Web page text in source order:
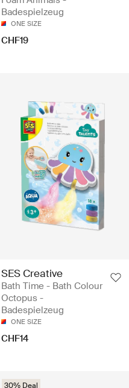
Badespielzeug
ONE SIZE
CHF19
SES Creative
Bath Time - Bath Colour
Octopus -
Badespielzeug
ONE SIZE
CHF14
30% Deal